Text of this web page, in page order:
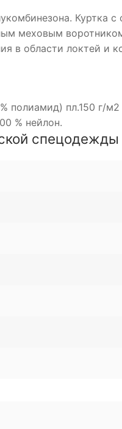
Куртка
меховым
в области локтей и
полиамид) пл.150 г/
% нейлон.
спецодежды